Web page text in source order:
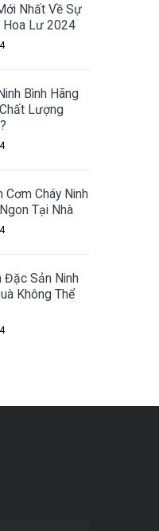
Nhất Về Sự
Hoa Lư 2024
Bình Hãng
Lượng
Cơm Cháy Ninh
Tại Nhà
Đặc Sản Ninh
Không Thể